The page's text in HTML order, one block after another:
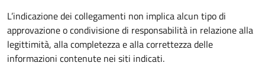
L’indicazione dei collegamenti non implica alcun tipo di
approvazione o condivisione di responsabilità in relazione alla
legittimità, alla completezza e alla correttezza delle
informazioni contenute nei siti indicati.